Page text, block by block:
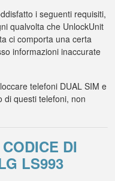
i seguenti requisiti,
qualvolta che UnlockUnit
ci comporta una certa
informazioni inaccurate
telefoni DUAL SIM e
di questi telefoni, non
DI
LS993